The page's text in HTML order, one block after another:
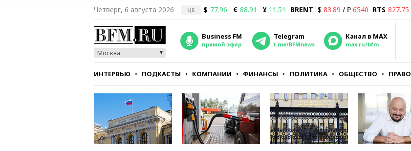
Четверг, 6 августа 2026 ЦБ $ 77.96 € 88.91 ¥ 11.51 BRENT $ 83.89 / ₽ 6540 RTS 827.75
Москва
Business FM
прямой эфир
Telegram
t.me/BFMnews
Канал в MAX
max.ru/bfm
ИНТЕРВЬЮ ПОДКАСТЫ КОМПАНИИ ФИНАНСЫ ПОЛИТИКА ОБЩЕСТВО ПРАВО
СТИЛЬ ТЕСТЫ